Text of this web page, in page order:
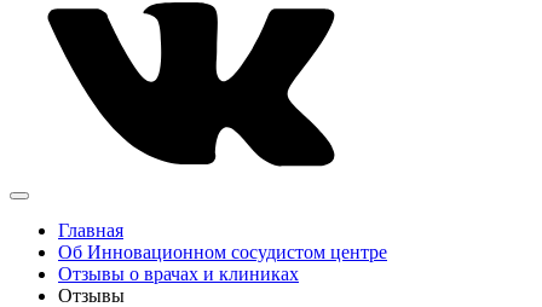
Главная
Об Инновационном сосудистом центре
Отзывы о врачах и клиниках
Отзывы